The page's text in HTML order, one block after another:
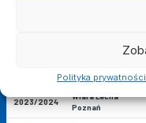
Polityka
Poznań
2023/2024
Wiara Lecha
Poznań